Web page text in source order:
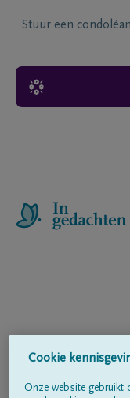
Stuur een
Cookie
Onze website gebruikt